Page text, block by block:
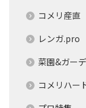
コメリ産直
レンガ.pro
菜園&ガー
コメリハー